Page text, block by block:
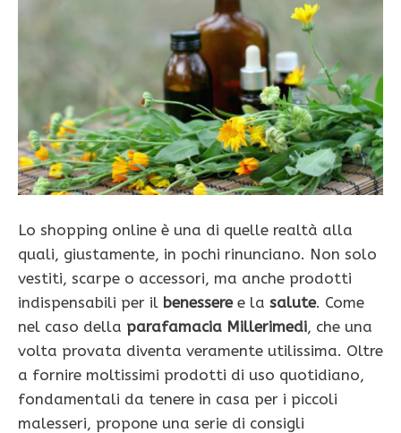
Lo shopping online è una di quelle realtà alla
quali, giustamente, in pochi rinunciano. Non solo
vestiti, scarpe o accessori, ma anche prodotti
indispensabili per il benesseree la salute. Come
nel caso della parafamacia Millerimedi, che una
volta provata diventa veramente utilissima. Oltre
a fornire moltissimi prodotti di uso quotidiano,
fondamentali da tenere in casa per i piccoli
malesseri, propone una serie di consigli